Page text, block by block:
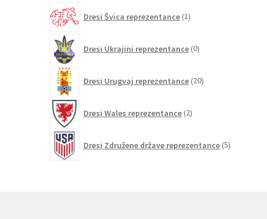
Dresi Švica reprezentance 1izdelek
Dresi Ukrajini reprezentance 0izdelkov
Dresi Urugvaj reprezentance 20izdelkov
Dresi Wales reprezentance 2izdelka
Dresi Združene države reprezentance 5izdelkov